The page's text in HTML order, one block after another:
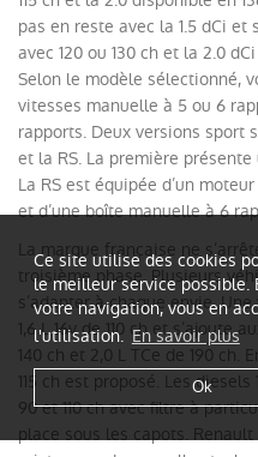
Ce site utilise des cookies
le meilleur service possible.
votre navigation, vous en
l'utilisation. En savoir plus
Ok
pas en reste avec la 1.5 dCi et
avec 120 ou 130 ch et la 2.0
Selon le modèle sélectionné,
vitesses manuelle à 5 ou 6
rapports. Deux versions sport
et la RS. La première
La RS est équipée d’un
et d’une boîte manuelle à 6
La marque française ne
troisième phase. Plusieurs
s’adapter à chaque envie.
1,6 L 16v de 110 ch et s’ajoute
140 ch et 2,0 L TCe de 190 ch.
115 ch est proposé. Les
90 et 110 ch avec filtre à
place sous les capots.